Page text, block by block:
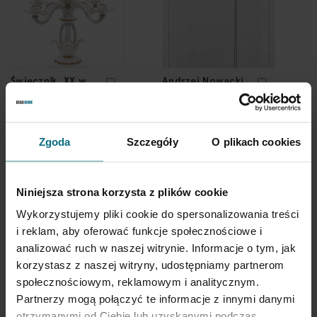
Zgoda Szczegóły O plikach cookies
Niniejsza strona korzysta z plików cookie
Wykorzystujemy pliki cookie do spersonalizowania treści
i reklam, aby oferować funkcje społecznościowe i
analizować ruch w naszej witrynie. Informacje o tym, jak
korzystasz z naszej witryny, udostępniamy partnerom
społecznościowym, reklamowym i analitycznym.
Partnerzy mogą połączyć te informacje z innymi danymi
Świecznik, XX w. Andrzej Nowacki
Miroslav Navratil Eero Saarinen